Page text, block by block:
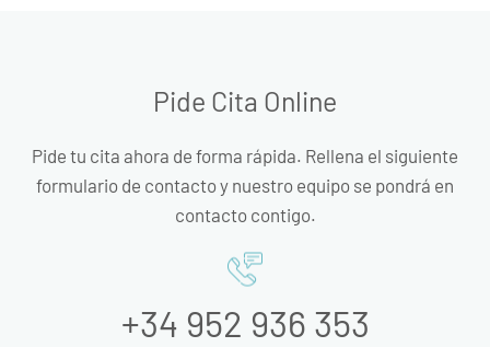
Pide Cita Online
Pide tu cita ahora de forma rápida. Rellena el siguiente
formulario de contacto y nuestro equipo se pondrá en
contacto contigo.
+34 952 936 353